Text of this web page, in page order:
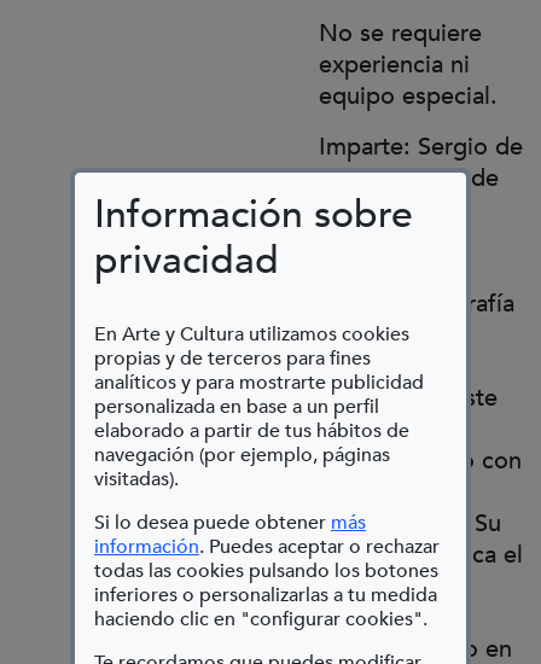
Información sobre
privacidad
En Arte y Cultura utilizamos cookies
propias y de terceros para fines
analíticos y para mostrarte publicidad
personalizada en base a un perfil
elaborado a partir de tus hábitos de
navegación (por ejemplo, páginas
visitadas).
Si lo desea puede obtener más
información(Abre en nueva ventana)
. Puedes aceptar o rechazar
todas las cookies pulsando los botones
inferiores o personalizarlas a tu medida
haciendo clic en "configurar cookies".
No se requiere
experiencia ni
equipo especial.
Imparte: Sergio de
Luz. Después de
décadas de
estudió fotografía
de moda.
Comenzó a
destacar en este
campo
combinándolo con
exposiciones. Su
fotografía busca el
detalle de lo
simple,
transformando en